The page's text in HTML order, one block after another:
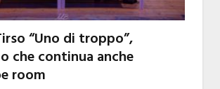
“Uno di troppo”,
che continua anche
room